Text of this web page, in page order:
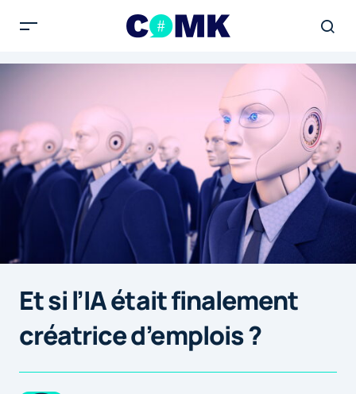
Et si l’IA était finalement
créatrice d’emplois ?